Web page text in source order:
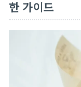
한 가이드